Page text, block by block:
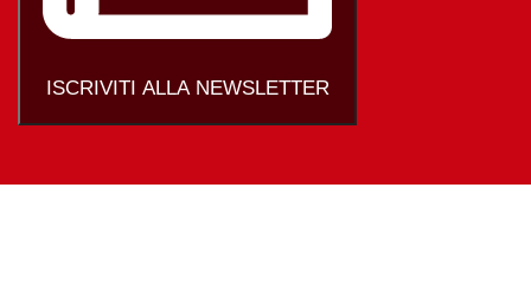
ISCRIVITI ALLA NEWSLETTER